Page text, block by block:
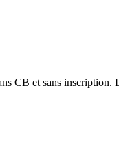
CB et sans